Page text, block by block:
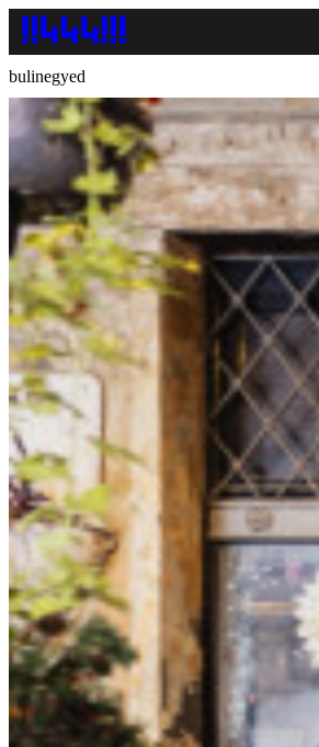
bulinegyed